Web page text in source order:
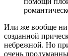
Или же вообще ни
созданной
небрежной. Но
очень